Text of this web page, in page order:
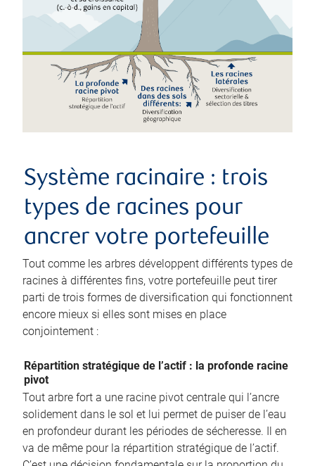
Système racinaire : trois
types de racines pour
ancrer votre portefeuille
Tout comme les arbres développent différents types de
racines à différentes fins, votre portefeuille peut tirer
parti de trois formes de diversification qui fonctionnent
encore mieux si elles sont mises en place
conjointement :
Répartition stratégique de l’actif : la profonde racine
pivot
Tout arbre fort a une racine pivot centrale qui l’ancre
solidement dans le sol et lui permet de puiser de l’eau
en profondeur durant les périodes de sécheresse. Il en
va de même pour la répartition stratégique de l’actif.